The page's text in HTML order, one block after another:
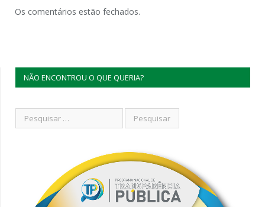
Os comentários estão fechados.
NÃO ENCONTROU O QUE QUERIA?